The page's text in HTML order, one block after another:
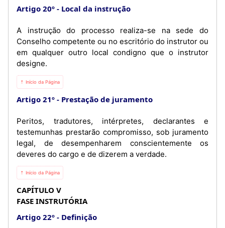
Artigo 20º Local da instrução
A instrução do processo realiza-se na sede do
Conselho competente ou no escritório do instrutor ou
em qualquer outro local condigno que o instrutor
designe.
⇡ Início da Página
Artigo 21º Prestação de juramento
Peritos, tradutores, intérpretes, declarantes e
testemunhas prestarão compromisso, sob juramento
legal, de desempenharem conscientemente os
deveres do cargo e de dizerem a verdade.
⇡ Início da Página
CAPÍTULO V
FASE INSTRUTÓRIA
Artigo 22º
Definição